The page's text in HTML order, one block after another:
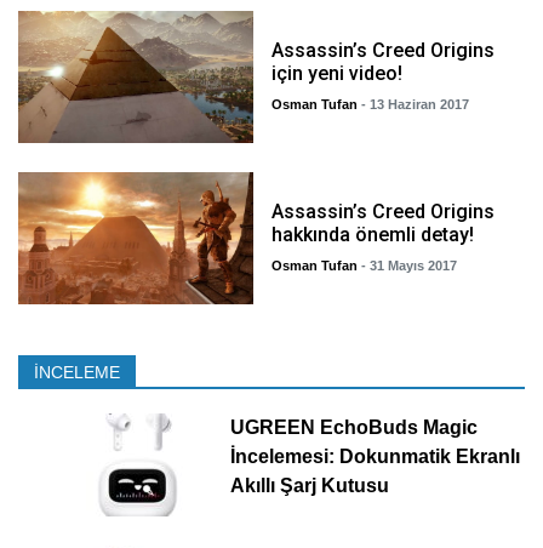
Assassin’s Creed Origins
için yeni video!
Osman Tufan - 13 Haziran 2017
Assassin’s Creed Origins
hakkında önemli detay!
Osman Tufan - 31 Mayıs 2017
İNCELEME
UGREEN EchoBuds Magic
İncelemesi: Dokunmatik Ekranlı
Akıllı Şarj Kutusu